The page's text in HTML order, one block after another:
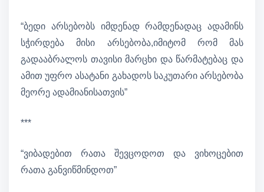
“ბედი არსებობს იმდენად რამდენადაც ადამინს
სჭირდება მისი არსებობა,იმიტომ რომ მას
გადააბრალოს თავისი მარცხი და წარმატებაც და
ამით უფრო ასატანი გახადოს საკუთარი არსებობა
მეორე ადამიანისათვის”
***
“ვიბადებით რათა შევცოდოთ და ვიხოცებით
რათა განვიწმინდოთ”